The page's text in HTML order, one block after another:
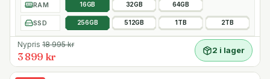
RAM 16GB 32GB 64GB
SSD 256GB 512GB 1TB 2TB
Nypris 18 995kr
3 899 kr
2 i lager